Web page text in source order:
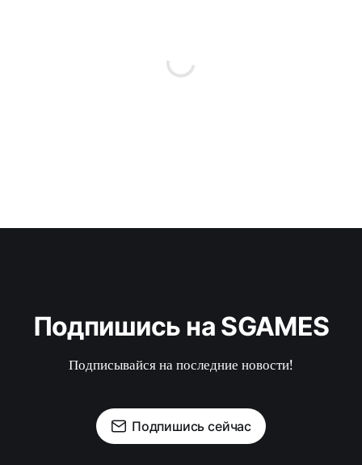
Подпишись на SGAMES
Подписывайся на последние новости!
Подпишись сейчас